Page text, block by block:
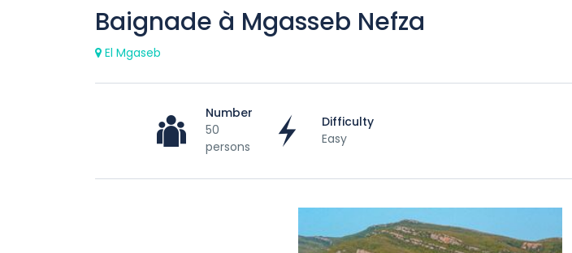
Baignade à Mgasseb Nefza
El Mgaseb
Number
50
persons
Difficulty
Easy